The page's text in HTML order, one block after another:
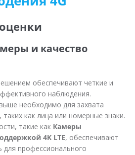
и качество
обеспечивают четкие и
наблюдения.
необходимо для захвата
как лица или номерные знаки.
такие как Камеры
4K LTE, обеспечивают
для профессионального